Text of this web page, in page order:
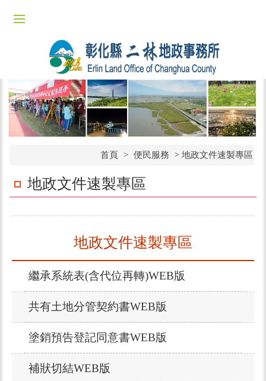
首頁 > 便民服務 >地政文件速製專區
地政文件速製專區
地政文件速製專區
繼承系統表(含代位再轉)WEB版
共有土地分管契約書WEB版
塗銷預告登記同意書WEB版
補狀切結WEB版